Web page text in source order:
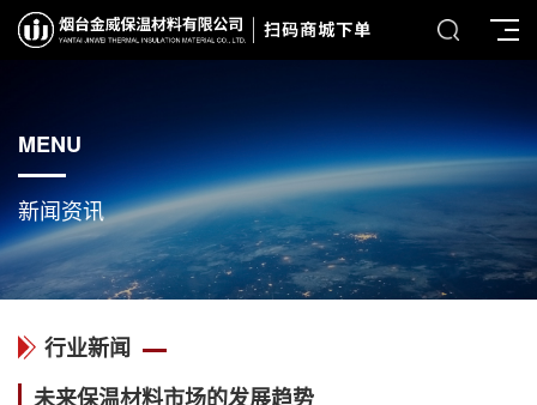
MENU
新闻资讯
行业新闻
未来保温材料市场的发展趋势